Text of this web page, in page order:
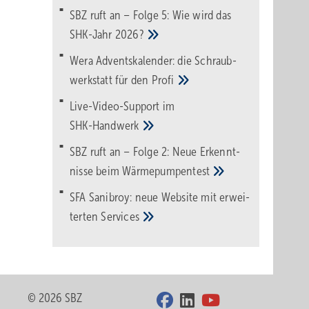
SBZ ruft an – Folge 5: Wie wird das
SHK-Jahr 2026?
Wera Adventskalender: die Schraub­
werk­statt für den Pro­fi
Live-Video-Support im
SHK-Handwerk
SBZ ruft an – Folge 2: Neue Erkennt­
nisse beimWärme­pumpen­test
SFA Sanibroy: neue Web­site mit erwei­
tertenServices
© 2026 SBZ